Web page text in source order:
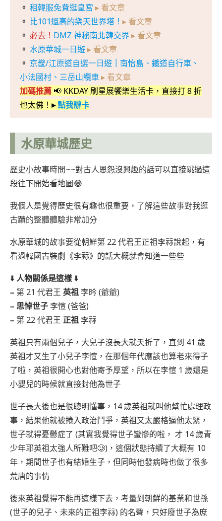
。 租韓服免費逛皇宮 ▸ 看文章
。 比101還高的樂天世界塔！ ▸ 看文章
。 必去！ DMZ 神秘南北韓交界 ▸ 看文章
。 水原華城一日遊▸ 看文章
。 京畿/江原道自選一日遊
南怡島、鐵道自行車、
小法國村、三岳山纜車▸ 看文章
加碼推薦 📢 KKDAY 刷星展饗樂生活卡，直接打 8 折
也太佛！ ▸點我辦卡
水原華城歷史
歷史小故事時間~~對古人恩怨沒興趣的話可以直接跳過這
段往下開始看地圖😂
我個人是覺得歷史很有趣也很重要，了解這些故事對我逛
古蹟的整體體驗非常加分
水原華城的故事要從朝鮮第 22 代君王正祖李祘說起，有
看過韓國古裝劇《李祘》的話大概就會知道一些些
⬇️人物關係是這樣⬇️
– 第 21 代君王英祖李昑 (爺爺)
– 思悼世子李愃 (爸爸)
– 第 22 代君王正祖李祘
英祖只有兩個兒子，大兒子沒長大就夭折了，直到 41 歲
英祖才又生了小兒子李愃，在那個年代應該也算老來得子
了啦，英祖很開心也對他寄予厚望，所以在李愃 1 歲還是
小嬰兒的時候就直接封他為世子
世子長大後也是很聰明懂事，14 歲英祖就叫他幫忙處理政
事，結果他就被捲入政治鬥爭，英祖又太嚴格逼他太緊，
世子就得憂鬱症了 (其實我覺得世子蠻慘的啦， 才 14 歲青
少年耶英祖太強人所難吧🥲)，這個狀態持續了大概有 10
年，期間世子也有結婚生子，但同時他發病時也做了很多
荒唐的事情
後來英祖覺得不能再這樣下去，考量到朝鮮的基業和世孫
(世子的兒子、未來的正祖李祘) 的名聲，只好廢世子為庶